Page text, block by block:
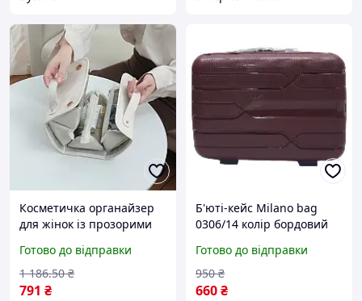
Косметичка органайзер
для жінок із прозорими
косметики дорожній б'юті
кейс FLAME
Готово до відправки
791 ₴
1 186.50 ₴
Б'юті-кейс Milano bag
0306/14 колір бордовий
Готово до відправки
660₴
950 ₴